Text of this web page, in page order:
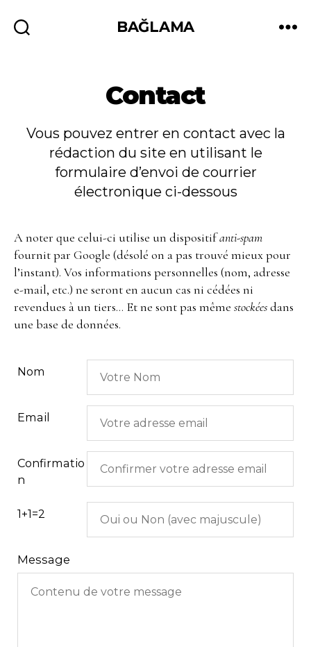
BAĞLAMA
Contact
Vous pouvez entrer en contact avec la
rédaction du site en utilisant le
formulaire d’envoi de courrier
électronique ci-dessous
A noter que celui-ci utilise un dispositifanti-spam
fournit par Google (désolé on a pas trouvé mieux pour
l’instant). Vos informations personnelles (nom, adresse
e-mail, etc.) ne seront en aucun cas ni cédées ni
revendues à un tiers… Et ne sont pas même stockéesdans
une base de données.
Nom
Email
Confirmatio
n
1+1=2
Message